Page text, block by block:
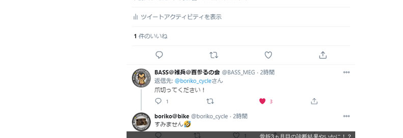
骨折3ヵ月目の診断結果やいかに！？